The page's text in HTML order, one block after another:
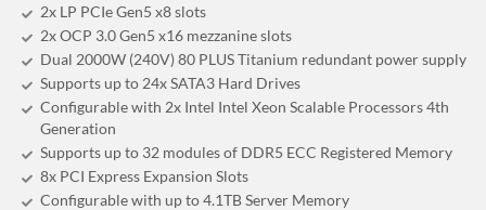
2x LP PCIe Gen5 x8 slots
2x OCP 3.0 Gen5 x16 mezzanine slots
Dual 2000W (240V) 80 PLUS Titanium redundant power supply
Supports up to 24x SATA3 Hard Drives
Configurable with 2x Intel Intel Xeon Scalable Processors 4th
Generation
Supports up to 32 modules of DDR5 ECC Registered Memory
8x PCI Express Expansion Slots
Configurable with up to 4.1TB Server Memory